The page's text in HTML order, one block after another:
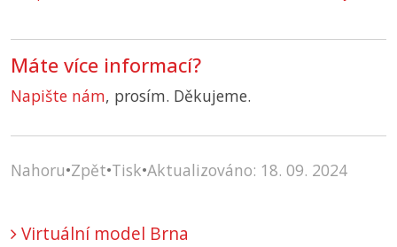
Máte více informací?
Napište nám, prosím. Děkujeme.
Nahoru•Zpět•Tisk•Aktualizováno: 18. 09. 2024
Virtuální model Brna